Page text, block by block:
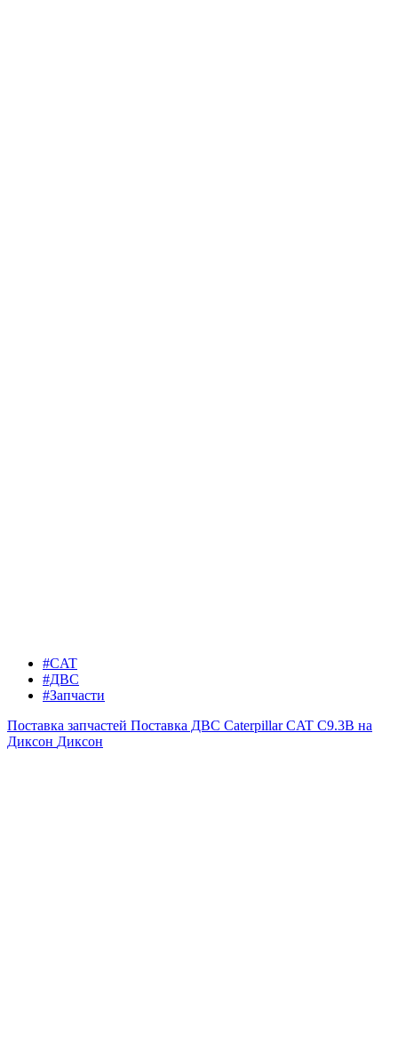
#CAT
#ДВС
#Запчасти
Поставка запчастей Поставка ДВС Caterpillar CAT C9.3B на
Диксон Диксон